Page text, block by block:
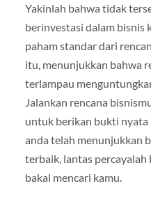
Yakinlah bahwa tidak
berinvestasi dalam bisnis
paham standar dari
itu, menunjukkan bahwa
terlampau
Jalankan rencana
untuk berikan bukti nyata
anda telah menunjukkan
terbaik, lantas
bakal mencari kamu.